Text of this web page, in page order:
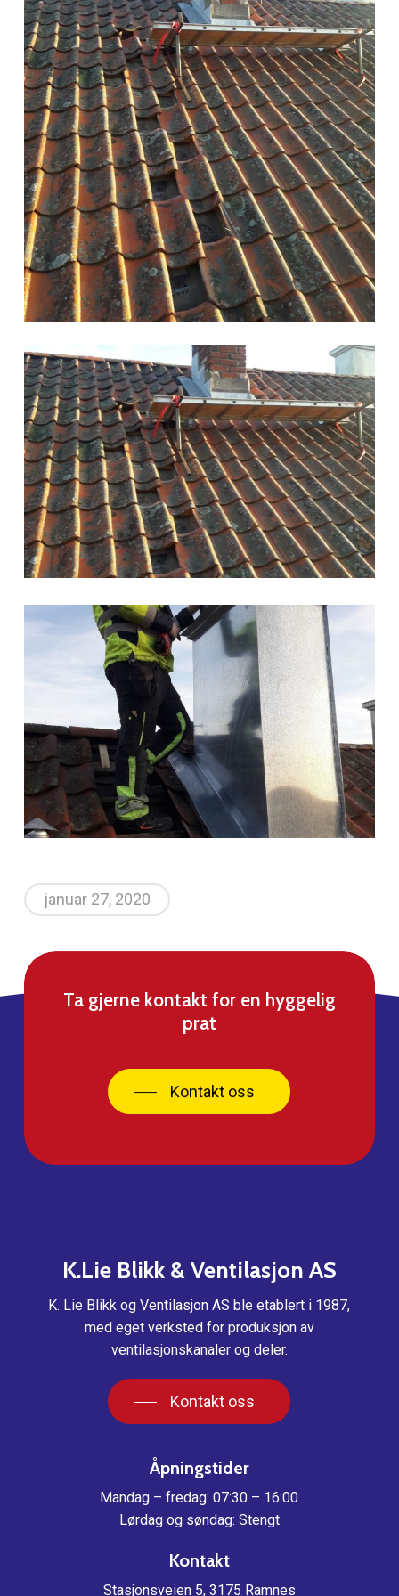
januar 27, 2020
Ta gjerne kontakt for en hyggelig
prat
Kontakt oss
K.Lie Blikk &Ventilasjon AS
K. Lie Blikk og Ventilasjon AS ble etablert i 1987,
med eget verksted for produksjon av
ventilasjonskanaler og deler.
Kontakt oss
Åpningstider
Mandag – fredag: 07:30 – 16:00
Lørdag og søndag: Stengt
Kontakt
Stasjonsveien 5, 3175 Ramnes